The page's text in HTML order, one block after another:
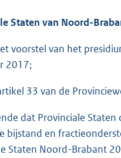
Staten van Noord-
voorstel van het
2017;
33 van de
dat Provinciale Staten
bijstand en
Staten Noord-Brabant